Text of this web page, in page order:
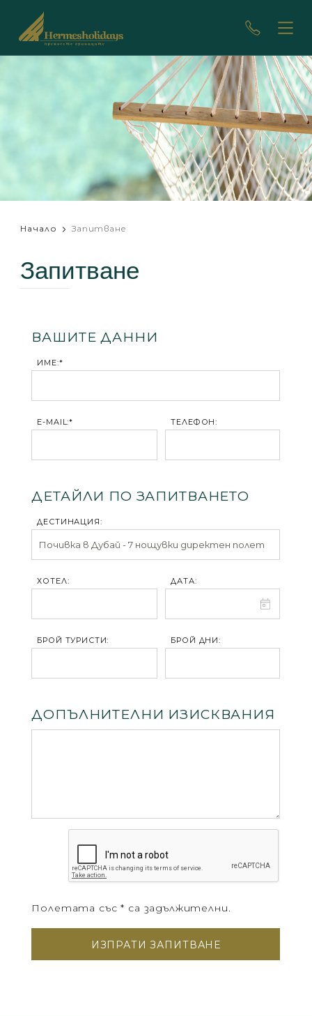
Начало Запитване
Запитване
ВАШИТЕ ДАННИ
ИМЕ:*
E-MAIL:* ТЕЛЕФОН:
ДЕТАЙЛИ ПО ЗАПИТВАНЕТО
ДЕСТИНАЦИЯ:
ХОТЕЛ: ДАТА:
БРОЙ ТУРИСТИ: БРОЙ ДНИ:
ДОПЪЛНИТЕЛНИ ИЗИСКВАНИЯ
Полетата със * са задължителни.